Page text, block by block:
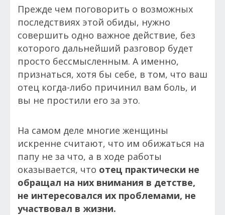
Прежде чем поговорить о возможных
последствиях этой обиды, нужно
совершить одно важное действие, без
которого дальнейший разговор будет
просто бессмысленным. А именно,
признаться, хотя бы себе, в том, что ваш
отец когда-либо причинил вам боль, и
вы не простили его за это.
На самом деле многие женщины
искренне считают, что им обижаться на
папу не за что, а в ходе работы
оказывается, что отец практически не
обращал на них внимания в детстве,
не интересовался их проблемами, не
участвовал в жизни.